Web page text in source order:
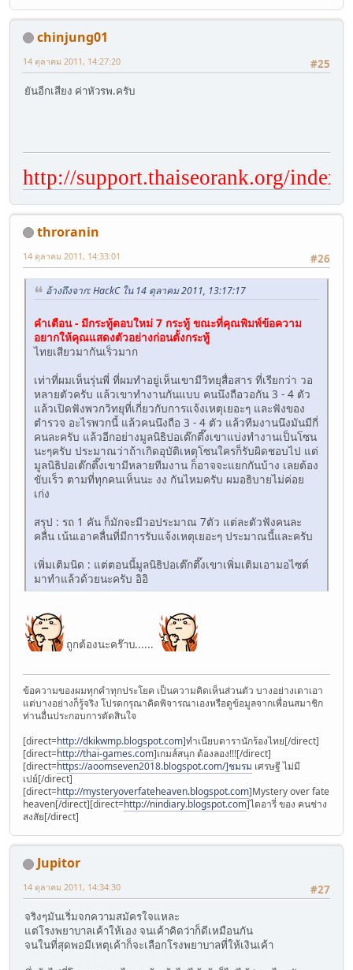
chinjung01
#25
14 ตุลาคม 2011, 14:27:20
ยันอีกเสียง ค่าหัวรพ.ครับ
http://support.thaiseorank.org/
throranin
#26
14 ตุลาคม 2011, 14:33:01
อ้างถึงจาก: HackC ใน 14 ตุลาคม 2011, 13:17:17
คำเตือน - มีกระทู้ตอบใหม่ 7 กระทู้ ขณะที่คุณพิมพ์ข้อความ
อยากให้คุณแสดงตัวอย่างก่อนตั้งกระทู้
ไทยเสียวมากันเร็วมาก
เท่าที่ผมเห็นรุ่นพี่ ที่ผมทำอยู่เห็นเขามีวิทยุสื่อสาร ที่เรียกว่า วอ
หลายตัวครับ แล้วเขาทำงานกันแบบ คนนึงถือวอกัน 3 - 4 ตัว
แล้วเปิดฟังพวกวิทยุที่เกี่ยวกับการแจ้งเหตุเยอะๆ และฟังของ
ตำรวจ อะไรพวกนี้ แล้วคนนึงถือ 3 - 4 ตัว แล้วทีมงานนึงมันมีกี่
คนละครับ แล้วอีกอย่างมูลนิธิปอเต๊กตึ๊งเขาแบ่งทำงานเป็นโซน
นะๆครับ ประมาณว่าถ้าเกิดอุบัติเหตุโซนใครก็รับผิดชอบไป แต่
มูลนิธิปอเต๊กตึ๊งเขามีหลายทีมงาน ก็อาจจะแยกกันบ้าง เลยต้อง
ขับเร็ว ตามที่ทุกคนเห็นนะ งง กันไหมครับ ผมอธิบายไม่ค่อย
เก่ง
สรุป : รถ 1 คัน ก็มักจะมีวอประมาณ 7ตัว แต่ละตัวฟังคนละ
คลื่น เน้นเอาคลื่นที่มีการรับแจ้งเหตุเยอะๆ ประมาณนี้และครับ
เพิ่มเติมนิด : แต่ตอนนี้มูลนิธิปอเต๊กตึ๊งเขาเพิ่มเติมเอามอไซต์
มาทำแล้วด้วยนะครับ อิอิ
ถูกต้องนะคร๊าบ......
ข้อความของผมทุกคำทุกประโยค เป็นความคิดเห็นส่วนตัว บางอย่างเดาเอา
แต่บางอย่างก็รู้จริง โปรดกรุณาคิดพิจารณาเองหรือดูข้อมูลจากเพื่อนสมาชิก
ท่านอื่นประกอบการตัดสินใจ
[direct=http://dkikwmp.blogspot.com]ทำเนียบดารานักร้องไทย[/direct]
[direct=http://thai-games.com]เกมส์สนุก ต้องลอง!!![/direct]
[direct=https://aoomseven2018.blogspot.com/]ชมรม เศรษฐี ไม่มี
เปย์[/direct]
[direct=http://mysteryoverfateheaven.blogspot.com]Mystery over fate
heaven[/direct][direct=http://nindiary.blogspot.com]ไดอารี่ ของ คนช่าง
สงสัย[/direct]
Jupitor
#27
14 ตุลาคม 2011, 14:34:30
จริงๆมันเริ่มจกความสมัครใจแหละ
แต่โรงพยาบาลเค้าให้เอง จนเค้าคิดว่าก็ดีเหมือนกัน
จนในที่สุดพอมีเหตุเค้าก็จะเลือกโรงพยาบาลที่ให้เงินเค้า